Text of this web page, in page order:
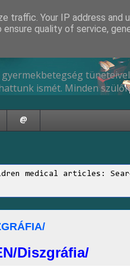
ismét. Minden
@
medical articles:
Diszgráfia/
traffic. Your IP address and
quality of service,